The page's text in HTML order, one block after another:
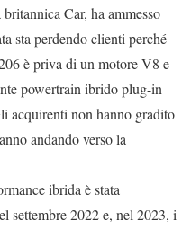
Car, ha ammesso
sta perdendo clienti perché
è priva di un motore V8 e
powertrain ibrido plug-in
acquirenti non hanno gradito
andando verso la
ibrida è stata
settembre 2022 e, nel 2023, i